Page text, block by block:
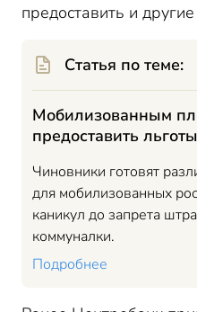
предоставить и
Статья по теме:
Мобилизованным
предоставить льготы
Чиновники готовят
для мобилизованных
каникул до запрета
коммуналки.
Подробнее